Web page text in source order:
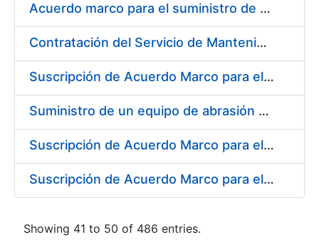
Acuerdo marco para el suministro de material de fontanería y aire acondicionado
Contratación del Servicio de Mantenimiento de Carretillas Transportadoras-elevadoras
Suscripción de Acuerdo Marco para el Suministro de Material de Filtración
Suministro de un equipo de abrasión para ensayos de laboratorio
Suscripción de Acuerdo Marco para el Suministro de Material de Neumática
Suscripción de Acuerdo Marco para el Suministro de Material de Ferretería de la Entidad Pública Empresarial Fábrica Nacional de Moneda y Timbre-Real Casa de la Moneda
Showing 41 to 50 of 486 entries.